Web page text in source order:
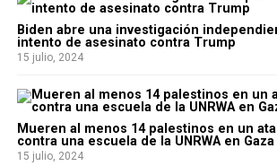
Biden abre una investigación
intento de asesinato contra Trump
15 julio, 2024
Mueren al menos 14 palestinos en un
contra una escuela de la UNRWA en Gaza
15 julio, 2024